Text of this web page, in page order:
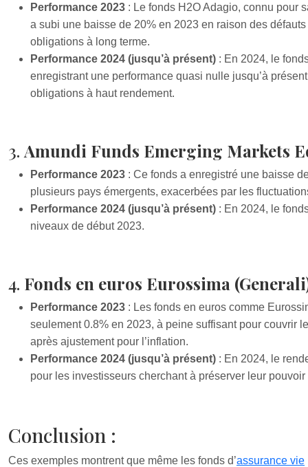
Performance 2023 : Le fonds H2O Adagio, connu pour
a subi une baisse de 20% en 2023 en raison des
obligations à long terme.
Performance 2024 (jusqu’à présent) : En 2024, le
enregistrant une performance quasi nulle jusqu’à
obligations à haut rendement.
3. Amundi Funds Emerging Markets
Performance 2023 : Ce fonds a enregistré une baisse
plusieurs pays émergents, exacerbées par les
Performance 2024 (jusqu’à présent) : En 2024, le
niveaux de début 2023.
4. Fonds en euros Eurossima
Performance 2023 : Les fonds en euros comme
seulement 0.8% en 2023, à peine suffisant pour couvrir
après ajustement pour l’inflation.
Performance 2024 (jusqu’à présent) : En 2024, le
pour les investisseurs cherchant à préserver leur pouvoir
Conclusion :
Ces exemples montrent que même les fonds d’assurance vie